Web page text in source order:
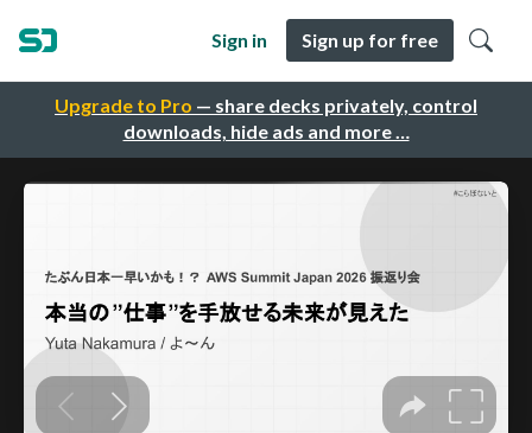
Upgrade to Pro — share decks privately, control
downloads, hide ads and more …
Sign in Sign up for free